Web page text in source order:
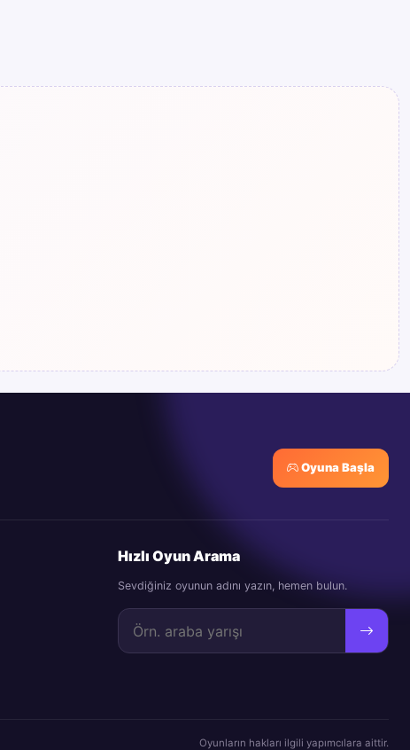
Oyuna Başla
Hızlı Oyun Arama
Sevdiğiniz oyunun adını yazın, hemen bulun.
Oyunların hakları ilgili yapımcılara aittir.